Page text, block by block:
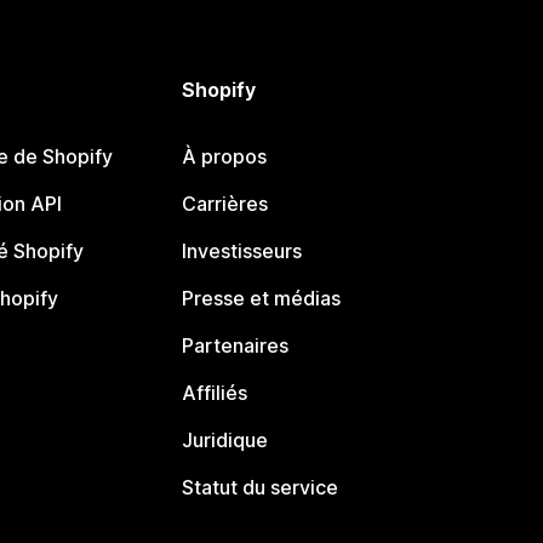
de Shopify
API
Shopify
Shopify
À propos
Carrières
Investisseurs
Presse et médias
Partenaires
Affiliés
Juridique
Statut du service